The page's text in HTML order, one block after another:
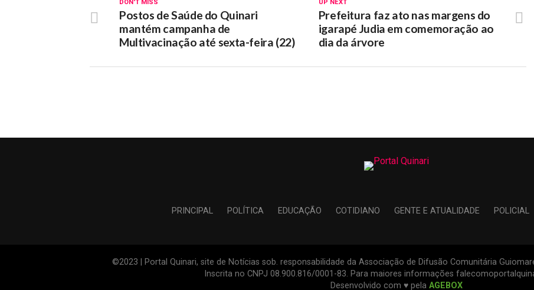
UP NEXT
Prefeitura faz ato nas margens do
igarapé Judia em comemoração ao
dia da árvore
DON'T MISS
Postos de Saúde do Quinari
mantém campanha de
Multivacinação até sexta-feira (22)
PRINCIPAL POLÍTICA EDUCAÇÃO COTIDIANO GENTE E ATUALIDADE POLICIAL
©2023 | Portal Quinari, site de Notícias sob. responsabilidade da Associação de Difusão Comunitária
Inscrita no CNPJ 08.900.816/0001-83. Para maiores informações
Desenvolvido com ♥ pela AGEBOX